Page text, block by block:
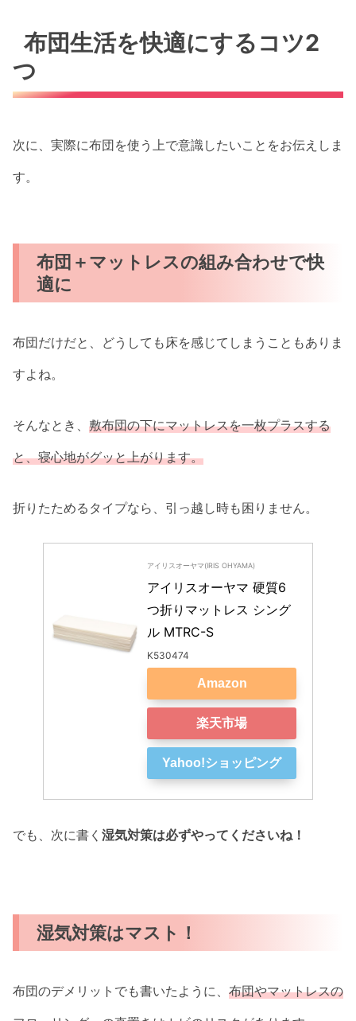
布団生活を快適にするコツ2
つ
次に、実際に布団を使う上で意識したいことをお伝えしま
す。
布団＋マットレスの組み合わせで快
適に
布団だけだと、どうしても床を感じてしまうこともありま
すよね。
そんなとき、 敷布団の下にマットレスを一枚プラスする
と、寝心地がグッと上がります。
折りたためるタイプなら、引っ越し時も困りません。
アイリスオーヤマ(IRIS OHYAMA)
アイリスオーヤマ 硬質6
つ折りマットレス シング
ル MTRC-S
K530474
Amazon
楽天市場
Yahoo!ショッピング
でも、次に書く 湿気対策は必ずやってくださいね！
湿気対策はマスト！
布団のデメリットでも書いたように、 布団やマットレスの